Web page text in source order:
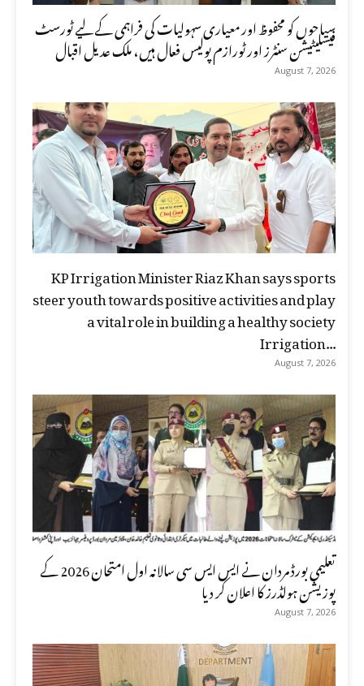
سیاحوں کو محفوظ اور معیاری سہولیات کی فراہمی کے لیے ٹورسٹ
فیسلیٹیشن سنٹرز اور ٹورازم پولیس فعال ہیں، ملک عدیل اقبال
August 7, 2026
KP Irrigation Minister Riaz Khan says sports
steer youth towards positive activities and play
a vital role in building a healthy society
Irrigation...
August 7, 2026
تعلیمی بورڈ مردان نے ایس ایس سی سالانہ اول امتحان 2026 کے
پوزیشن ہولڈرز کا اعلان کر دیا
August 7, 2026